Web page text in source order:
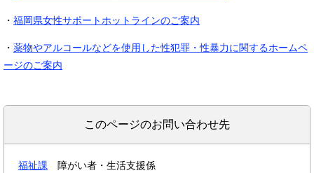
・ 福岡県女性サポートホットラインのご案内
・ 薬物やアルコールなどを使用した性犯罪・性暴力に関するホームペ
ージのご案内
このページのお問い合わせ先
福祉課
障がい者・生活支援係